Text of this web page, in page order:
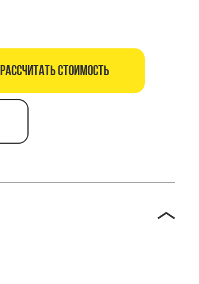
Рассчитать стоимость